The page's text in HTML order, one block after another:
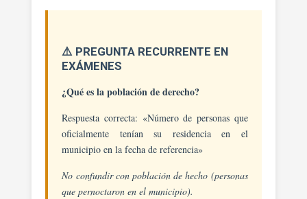
⚠️ PREGUNTA RECURRENTE EN
EXÁMENES
¿Qué es la población de derecho?
Respuesta correcta: «Número de personas que
oficialmente tenían su residencia en el
municipio en la fecha de referencia»
No confundir con población de hecho (personas
que pernoctaron en el municipio).